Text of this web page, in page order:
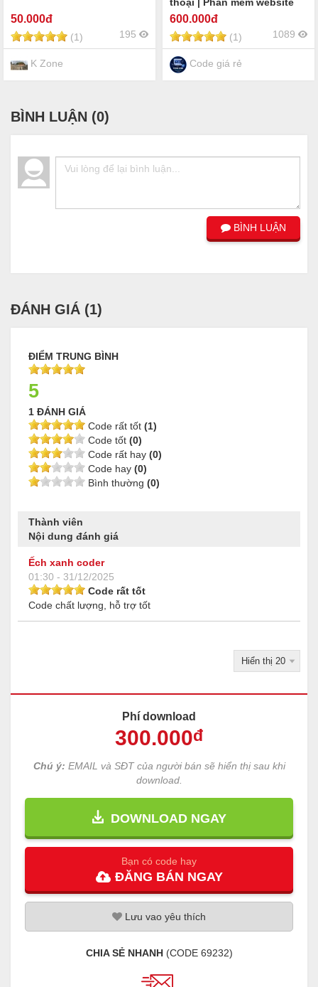
50.000đ
(1) 195
K Zone
quản lý cửa hàng bán máy
tính PC laptop điện thoại
linh kiện điện tử online |
Share code máy tính PC
laptop điện thoại
600.000đ
(1) 1089
Code giá rẻ
BÌNH LUẬN (0)
BÌNH LUẬN
ĐÁNH GIÁ (1)
ĐIỂM TRUNG BÌNH
5
1 ĐÁNH GIÁ
Code rất tốt (1)
Code tốt (0)
Code rất hay (0)
Code hay (0)
Bình thường (0)
Thành viên
Nội dung đánh giá
Ếch xanh coder
01:30 - 31/12/2025
Code rất tốt
Code chất lượng, hỗ trợ tốt
Phí download
300.000đ
Chú ý: EMAIL và SĐT của người bán sẽ hiển thị sau khi
download.
DOWNLOAD NGAY
Bạn có code hay
ĐĂNG BÁN NGAY
Lưu vao yêu thích
CHIA SẺ NHANH(CODE 69232)